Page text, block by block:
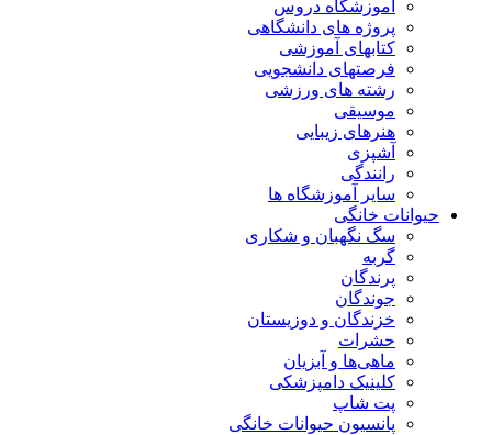
آموزشگاه دروس
پروژه های دانشگاهی
کتابهای آموزشی
فرصتهای دانشجویی
رشته های ورزشی
موسیقی
هنرهای زیبایی
آشپزی
رانندگی
سایر آموزشگاه ها
حیوانات خانگی
سگ نگهبان و شکاری
گربه
پرندگان
جوندگان
خزندگان و دوزیستان
حشرات
ماهی‌ها و آبزیان
کلینیک دامپزشکی
پت شاپ
پانسیون حیوانات خانگی